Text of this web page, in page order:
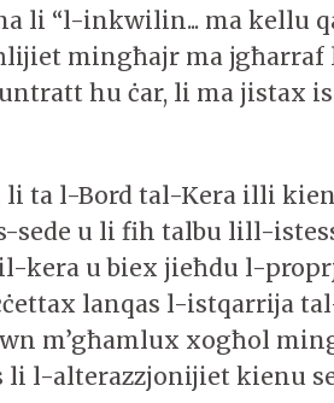
li “l-inkwilin... ma kellu
mingħajr ma jgħarraf
hu ċar, li ma jistax
ta l-Bord tal-Kera illi
sede u li fih talbu lill-
kera u biex jieħdu l-
lanqas l-istqarrija
m’għamlux xogħol
li l-alterazzjonijiet kienu